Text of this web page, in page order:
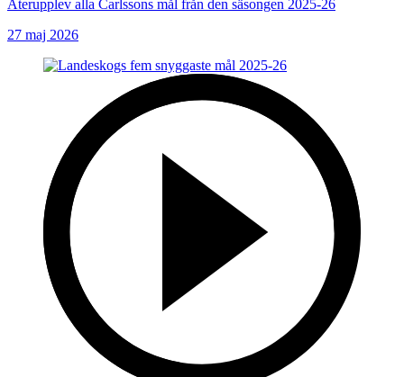
Återupplev alla Carlssons mål från den säsongen 2025-26
27 maj 2026